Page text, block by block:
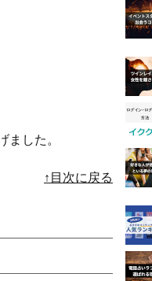
ました。
↑目次に戻る